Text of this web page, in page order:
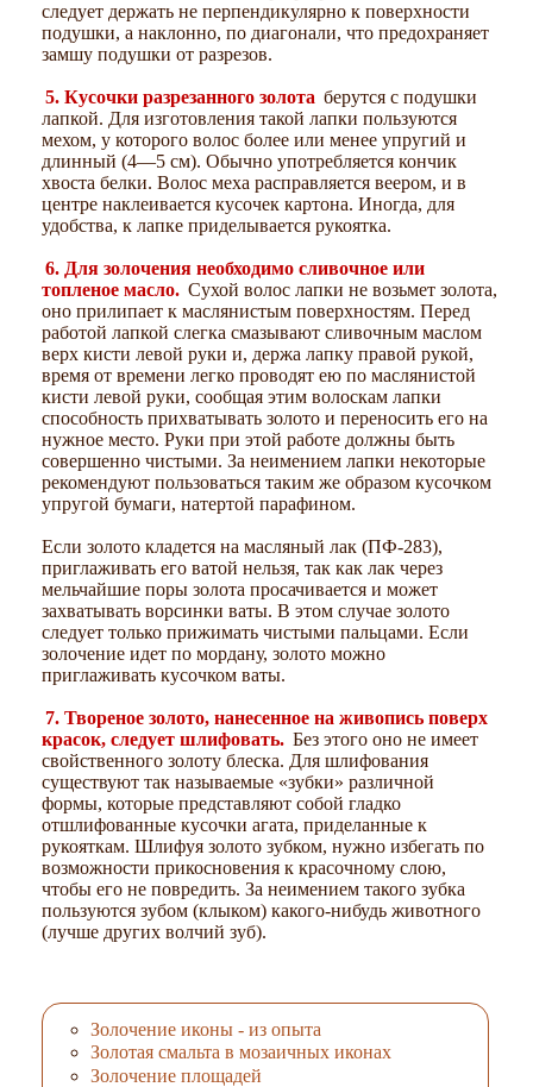
следует держать не перпендикулярно к поверхности
подушки, а наклонно, по диагонали, что предохраняет
замшу подушки от разрезов.
5. Кусочки разрезанного золота берутся с подушки
лапкой. Для изготовления такой лапки пользуются
мехом, у которого волос более или менее упругий и
длинный (4—5 см). Обычно употребляется кончик
хвоста белки. Волос меха расправляется веером, и в
центре наклеивается кусочек картона. Иногда, для
удобства, к лапке приделывается рукоятка.
6. Для золочения необходимо сливочное или
топленое масло. Сухой волос лапки не возьмет золота,
оно прилипает к маслянистым поверхностям. Перед
работой лапкой слегка смазывают сливочным маслом
верх кисти левой руки и, держа лапку правой рукой,
время от времени легко проводят ею по маслянистой
кисти левой руки, сообщая этим волоскам лапки
способность прихватывать золото и переносить его на
нужное место. Руки при этой работе должны быть
совершенно чистыми. За неимением лапки некоторые
рекомендуют пользоваться таким же образом кусочком
упругой бумаги, натертой парафином.
Если золото кладется на масляный лак (ПФ-283),
приглаживать его ватой нельзя, так как лак через
мельчайшие поры золота просачивается и может
захватывать ворсинки ваты. В этом случае золото
следует только прижимать чистыми пальцами. Если
золочение идет по мордану, золото можно
приглаживать кусочком ваты.
7. Твореное золото, нанесенное на живопись поверх
красок, следует шлифовать. Без этого оно не имеет
свойственного золоту блеска. Для шлифования
существуют так называемые «зубки» различной
формы, которые представляют собой гладко
отшлифованные кусочки агата, приделанные к
рукояткам. Шлифуя золото зубком, нужно избегать по
возможности прикосновения к красочному слою,
чтобы его не повредить. За неимением такого зубка
пользуются зубом (клыком) какого-нибудь животного
(лучше других волчий зуб).
Золочение иконы - из опыта
Золотая смальта в мозаичных иконах
Золочение площадей